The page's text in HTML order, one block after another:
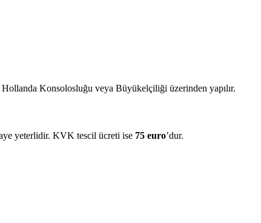
Konsolosluğu veya Büyükelçiliği üzerinden yapılır.
yeterlidir. KVK tescil ücreti ise 75 euro’dur.